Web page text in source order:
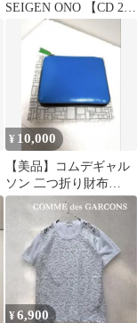
SEIGEN ONO 【CD 2枚
¥ 10,000
【美品】コムデギャル
ソン 二つ折り財布
SUPER FLUO ネオンカ
¥6,900